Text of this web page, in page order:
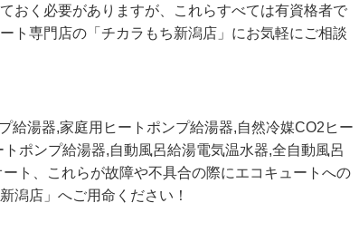
おく必要がありますが、これらすべては有資格者で
ト専門店の「チカラもち新潟店」にお気軽にご相談
給湯器,家庭用ヒートポンプ給湯器,自然冷媒CO2ヒー
ポンプ給湯器,自動風呂給湯電気温水器,全自動風呂
ト、これらが故障や不具合の際にエコキュートへの
潟店」へご用命ください！